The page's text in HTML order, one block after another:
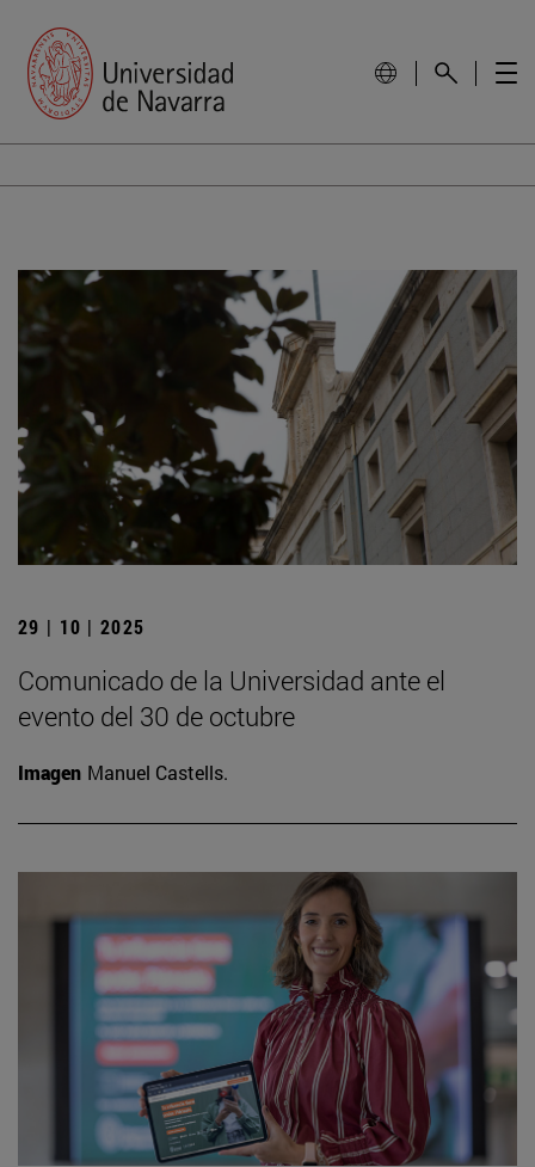
29 | 10 | 2025
Comunicado de la Universidad ante el
evento del 30 de octubre
Imagen Manuel Castells.